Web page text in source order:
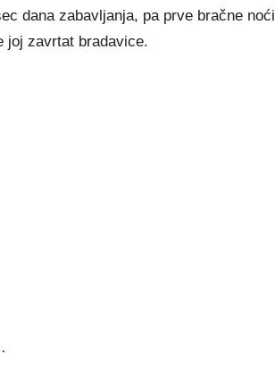
dana zabavljanja, pa prve bračne noći
joj zavrtat bradavice.